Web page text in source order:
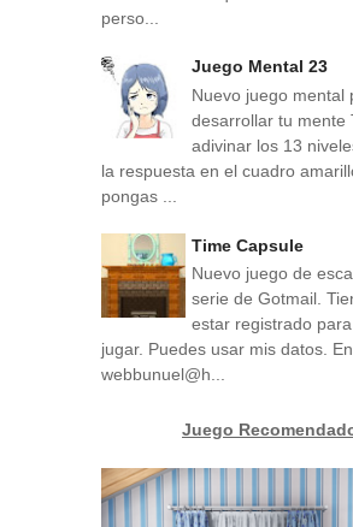
perso...
Juego Mental 23
Nuevo juego mental
desarrollar tu mente
adivinar los 13
la respuesta en el cuadro
pongas ...
Time Capsule
Nuevo juego de
serie de Gotmail.
estar registrado
jugar. Puedes usar mis datos.
webbunuel@h...
Juego